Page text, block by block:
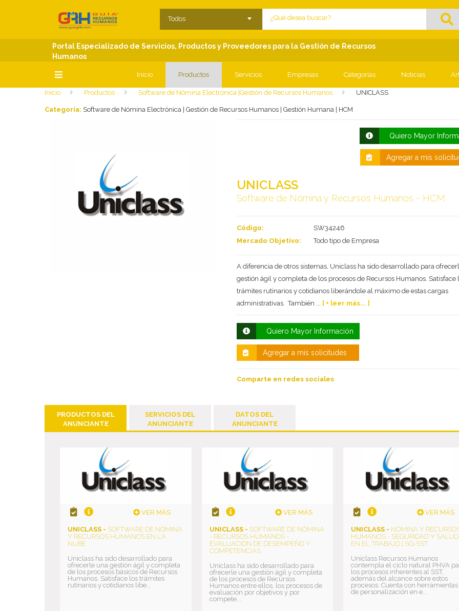
SECCIONES
Close menu
Todos
Portal Especializado de Servicios, Productos y Proveedores para la Gestión de Recursos
Humanos
Inicio Productos Servicios Empresas Categorías Noticias
Inicio Productos Software de Nómina Electrónica |Gestión de Recursos Humanos UNICLASS
Categoría: Software de Nómina Electrónica | Gestión de Recursos Humanos | Gestión Humana | HCM
Quiero Mayor
Agregar a mis
UNICLASS
Software de Nómina y Recursos Humanos - HCM
Código:
SW34246
Mercado Objetivo:
Todo tipo de Empresa
A diferencia de otros sistemas, Uniclass ha sido desarrollado para
gestión ágil y completa de los procesos de Recursos Humanos. Satisface
trámites rutinarios y cotidianos liberándole al máximo de estas cargas
administrativas. También ... [ + leer más... ]
Quiero Mayor Información
Agregar a mis solicitudes
Comparte en redes sociales
PRODUCTOS DEL
ANUNCIANTE
SERVICIOS DEL
ANUNCIANTE
DATOS DEL
ANUNCIANTE
VER MÁS
UNICLASS - SOFTWARE DE NÓMINA
Y RECURSOS HUMANOS EN LA
NUBE
Uniclass ha sido desarrollado para
ofrecerle una gestión ágil y completa
de los procesos básicos de Recursos
Humanos. Satisface los trámites
rutinarios y cotidianos libe...
VER MÁS
UNICLASS - SOFTWARE DE NÓMINA
- RECURSOS HUMANOS -
EVALUACIÓN DE DESEMPEÑO Y
COMPETENCIAS
Uniclass ha sido desarrollado para
ofrecerle una gestión ágil y completa
de los procesos de Recursos
Humanos entre ellos, los procesos de
evaluación por objetivos y por
compete...
VER MÁS
UNICLASS - NÓMINA Y
HUMANOS - SEGURIDAD Y SALUD
EN EL TRABAJO | SG-SST
Uniclass Recursos Humanos
contempla el ciclo natural PHVA
los procesos inherentes al SST,
además del alcance sobre estos
procesos. Cuenta con herramientas
de personalización en e...